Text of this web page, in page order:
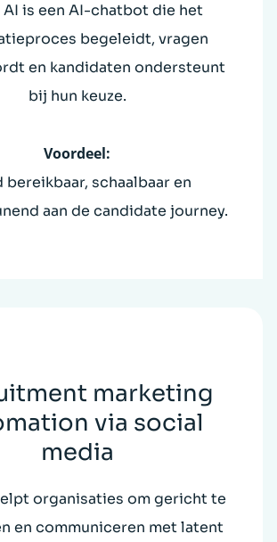
is een AI-chatbot die het
begeleidt, vragen
en kandidaten ondersteunt
bij hun keuze.
Voordeel:
schaalbaar en
aan de candidate journey.
marketing
via social
media
organisaties om gericht te
en communiceren met latent